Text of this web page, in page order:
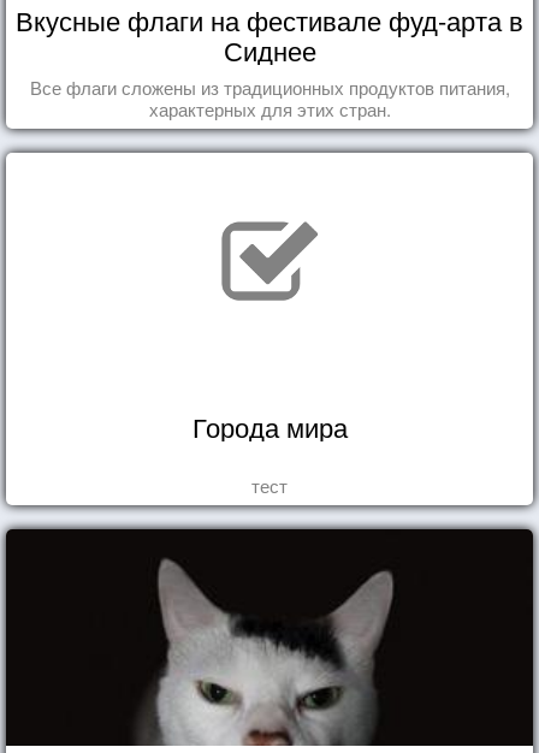
Вкусные флаги на фестивале фуд-арта в
Сиднее
Все флаги сложены из традиционных продуктов питания,
характерных для этих стран.
Города мира
тест